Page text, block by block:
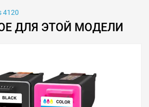
HP DeskJet Plus 4120 — оформите
или напишите онлайн-
ответим на вопросы и поможем
4120
ДЛЯ ЭТОЙ МОДЕЛИ